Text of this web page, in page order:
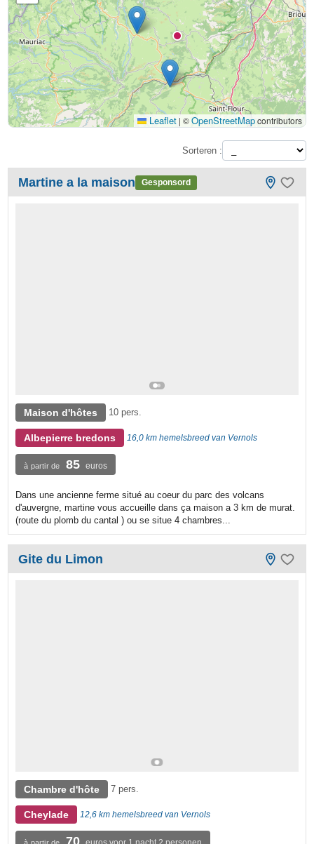
Leaflet | ©OpenStreetMapcontributors
Sorteren :
Martine a la maison Gesponsord
Maison d'hôtes 10 pers.
Albepierre bredons 16,0 km hemelsbreed van Vernols
à partir de 85 euros
Dans une ancienne ferme situé au coeur du parc des volcans
d'auvergne, martine vous accueille dans ça maison a 3 km de murat.
(route du plomb du cantal ) ou se situe 4 chambres...
Gite du Limon
Chambre d'hôte 7 pers.
Cheylade 12,6 km hemelsbreed van Vernols
70